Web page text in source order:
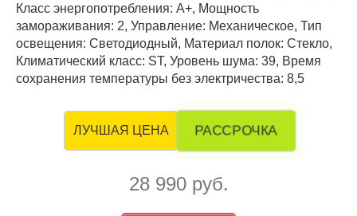
Класс энергопотребления: А+, Мощность
замораживания: 2, Управление: Механическое, Тип
освещения: Светодиодный, Материал полок: Стекло,
Климатический класс: ST, Уровень шума: 39, Время
сохранения температуры без электричества: 8,5
ЛУЧШАЯ ЦЕНА РАССРОЧКА
28 990 руб.